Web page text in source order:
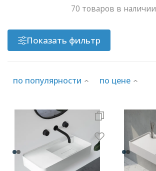
Мебель для ванных комнат
Ванны
Кухонные мойки
Душевые кабины
Полотенцесушители
70 товаров в наличии
Показать фильтр
по популярности по цене